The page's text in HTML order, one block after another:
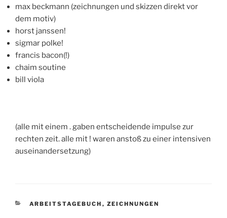
max beckmann (zeichnungen und skizzen direkt vor
dem motiv)
horst janssen!
sigmar polke!
francis bacon(!)
chaim soutine
bill viola
(alle mit einem . gaben entscheidende impulse zur
rechten zeit. alle mit ! waren anstoß zu einer intensiven
auseinandersetzung)
KATEGORIEN
ARBEITSTAGEBUCH , ZEICHNUNGEN